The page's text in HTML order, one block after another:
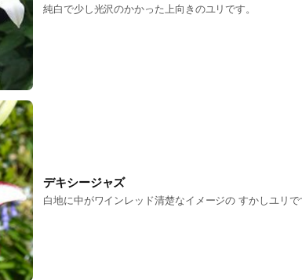
純白で少し光沢のかかった上向きのユリです。
デキシージャズ
白地に中がワインレッド清楚なイメージの すかしユリで